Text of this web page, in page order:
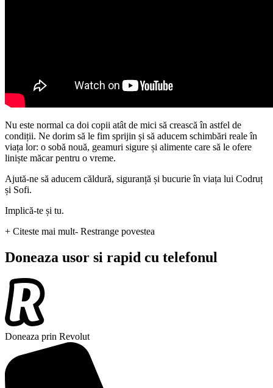
Nu este normal ca doi copii atât de mici să crească în astfel de
condiții. Ne dorim să le fim sprijin și să aducem schimbări reale în
viața lor: o sobă nouă, geamuri sigure și alimente care să le ofere
liniște măcar pentru o vreme.
Ajută-ne să aducem căldură, siguranță și bucurie în viața lui Codruț
și Sofi.
Implică-te și tu.
+ Citeste mai mult- Restrange povestea
Doneaza usor si rapid cu telefonul
Doneaza prin Revolut